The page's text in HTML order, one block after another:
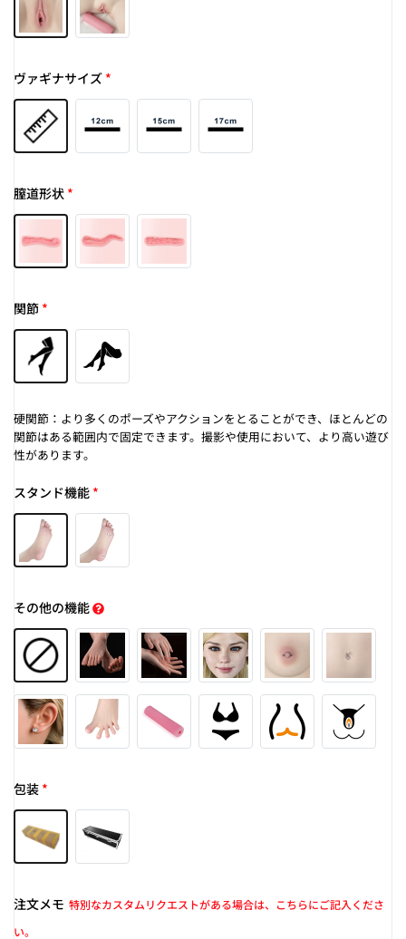
ヴァギナサイズ *
膣道形状 *
関節 *
硬関節：より多くのポーズやアクションをとることができ、ほとんどの
関節はある範囲内で固定できます。撮影や使用において、より高い遊び
性があります。
スタンド機能 *
その他の機能
包装 *
注文メモ 特別なカスタムリクエストがある場合は、こちらにご記入くださ
い。